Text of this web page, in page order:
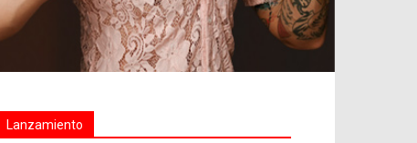
Lanzamiento